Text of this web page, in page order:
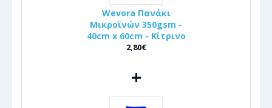
Wevora Πανάκι
Μικροϊνών 350gsm -
40cm x 60cm - Κίτρινο
2,80€
+